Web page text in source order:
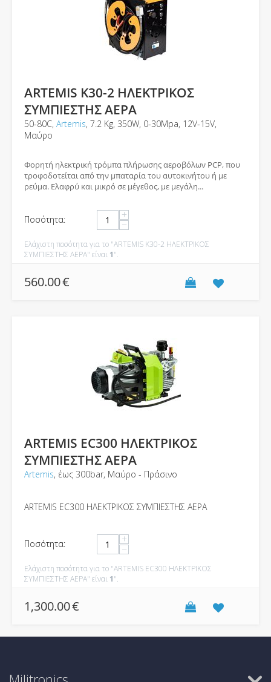
ARTEMIS K30-2 ΗΛΕΚΤΡΙΚΟΣ
ΣΥΜΠΙΕΣΤΗΣ ΑΕΡΑ
50-80C, Artemis, 7.2 Κg, 350W, 0-30Μpa, 12V-15V,
Μαύρο
Φορητή ηλεκτρική τρόμπα πλήρωσης αεροβόλων PCP, που
τροφοδοτείται από την μπαταρία του αυτοκινήτου ή με
ρεύμα. Ελαφρύ και μικρό σε μέγεθος, με μεγάλη...
Ποσότητα: +
−
Ελάχιστη ποσότητα για το "ARTEMIS K30-2 ΗΛΕΚΤΡΙΚΟΣ
ΣΥΜΠΙΕΣΤΗΣ ΑΕΡΑ" είναι 1".
560.00€
ARTEMIS EC300 ΗΛΕΚΤΡΙΚΟΣ
ΣΥΜΠΙΕΣΤΗΣ ΑΕΡΑ
Artemis, έως 300bar, Μαύρο - Πράσινο
ARTEMIS EC300 ΗΛΕΚΤΡΙΚΟΣ ΣΥΜΠΙΕΣΤΗΣ ΑΕΡΑ
Ποσότητα: +
−
Ελάχιστη ποσότητα για το "ARTEMIS EC300 ΗΛΕΚΤΡΙΚΟΣ
ΣΥΜΠΙΕΣΤΗΣ ΑΕΡΑ" είναι 1".
1,300.00€